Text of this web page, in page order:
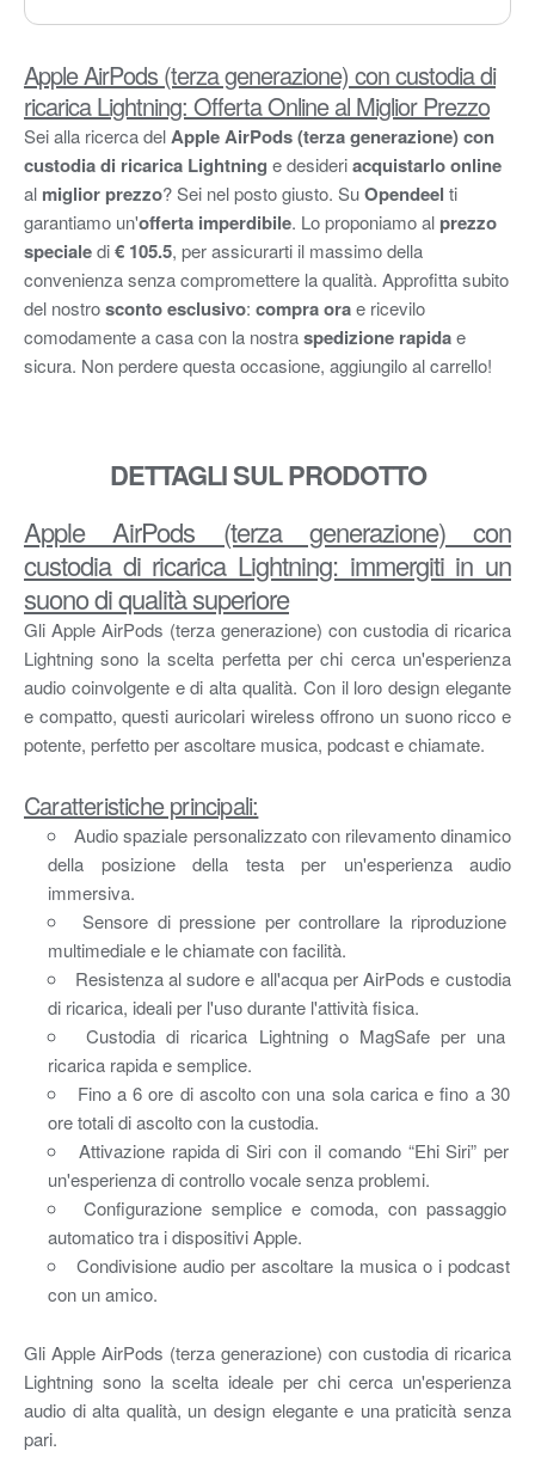
Apple AirPods (terza generazione) con custodia di
ricarica Lightning: Offerta Online al Miglior Prezzo
Sei alla ricerca delApple AirPods (terza generazione) con
custodia di ricarica Lightning e desideriacquistarlo online
al miglior prezzo? Sei nel posto giusto. SuOpendeel ti
garantiamo un'offerta imperdibile. Lo proponiamo al prezzo
specialedi€ 105.5, per assicurarti il massimo della
convenienza senza compromettere la qualità. Approfitta subito
del nostrosconto esclusivo: compra orae ricevilo
comodamente a casa con la nostraspedizione rapidae
sicura. Non perdere questa occasione, aggiungilo al carrello!
DETTAGLI SUL PRODOTTO
Apple AirPods (terza generazione) con
custodia di ricarica Lightning: immergiti in un
suono di qualità superiore
Gli Apple AirPods (terza generazione) con custodia di ricarica
Lightning sono la scelta perfetta per chi cerca un'esperienza
audio coinvolgente e di alta qualità. Con il loro design elegante
e compatto, questi auricolari wireless offrono un suono ricco e
potente, perfetto per ascoltare musica, podcast e chiamate.
Caratteristiche principali:
Audio spaziale personalizzato con rilevamento dinamico
della posizione della testa per un'esperienza audio
immersiva.
Sensore di pressione per controllare la riproduzione
multimediale e le chiamate con facilità.
Resistenza al sudore e all'acqua per AirPods e custodia
di ricarica, ideali per l'uso durante l'attività fisica.
Custodia di ricarica Lightning o MagSafe per una
ricarica rapida e semplice.
Fino a 6 ore di ascolto con una sola carica e fino a 30
ore totali di ascolto con la custodia.
Attivazione rapida di Siri con il comando “Ehi Siri” per
un'esperienza di controllo vocale senza problemi.
Configurazione semplice e comoda, con passaggio
automatico tra i dispositivi Apple.
Condivisione audio per ascoltare la musica o i podcast
con un amico.
Gli Apple AirPods (terza generazione) con custodia di ricarica
Lightning sono la scelta ideale per chi cerca un'esperienza
audio di alta qualità, un design elegante e una praticità senza
pari.